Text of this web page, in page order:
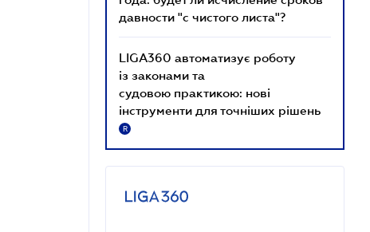
давности "с чистого листа"?
LIGA360 автоматизує роботу
із законами та
судовою практикою: нові
інструменти для точніших рішень
R